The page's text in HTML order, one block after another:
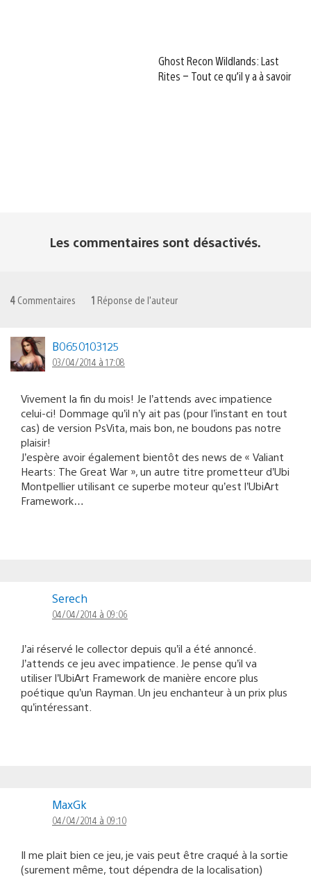
Ghost Recon Wildlands: Last
Rites – Tout ce qu’il y a à savoir
Les commentaires sont désactivés.
4 Commentaires 1 Réponse de l'auteur
B0650103125
03/04/2014 à 17:08
Vivement la fin du mois! Je l’attends avec impatience
celui-ci! Dommage qu’il n’y ait pas (pour l’instant en tout
cas) de version PsVita, mais bon, ne boudons pas notre
plaisir!
J’espère avoir également bientôt des news de « Valiant
Hearts: The Great War », un autre titre prometteur d’Ubi
Montpellier utilisant ce superbe moteur qu’est l’UbiArt
Framework…
Serech
04/04/2014 à 09:06
J’ai réservé le collector depuis qu’il a été annoncé.
J’attends ce jeu avec impatience. Je pense qu’il va
utiliser l’UbiArt Framework de manière encore plus
poétique qu’un Rayman. Un jeu enchanteur à un prix plus
qu’intéressant.
MaxGk
04/04/2014 à 09:10
Il me plait bien ce jeu, je vais peut être craqué à la sortie
(surement même, tout dépendra de la localisation)